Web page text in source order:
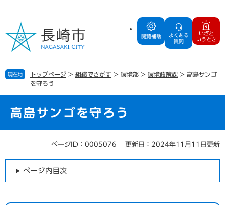
の
で
す
ー
ば
し
閲覧補助
よくある
質問
いざと
いうとき
現在地 トップページ > 組織でさがす > 環境部 > 環境政策課 > 高島サンゴ
を守ろう
高島サンゴを守ろう
ページID：0005076 更新日：2024年11月11日更新
ページ内目次